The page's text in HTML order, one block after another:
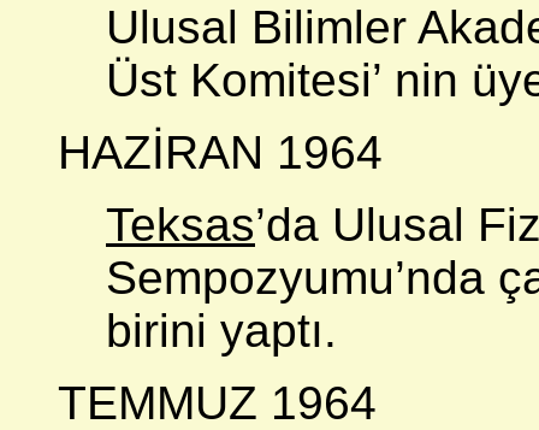
Ulusal Bilimler
Üst Komitesi’ nin
HAZİRAN 1964
Teksas’da Ulusal
Sempozyumu’nda
birini yaptı.
TEMMUZ 1964